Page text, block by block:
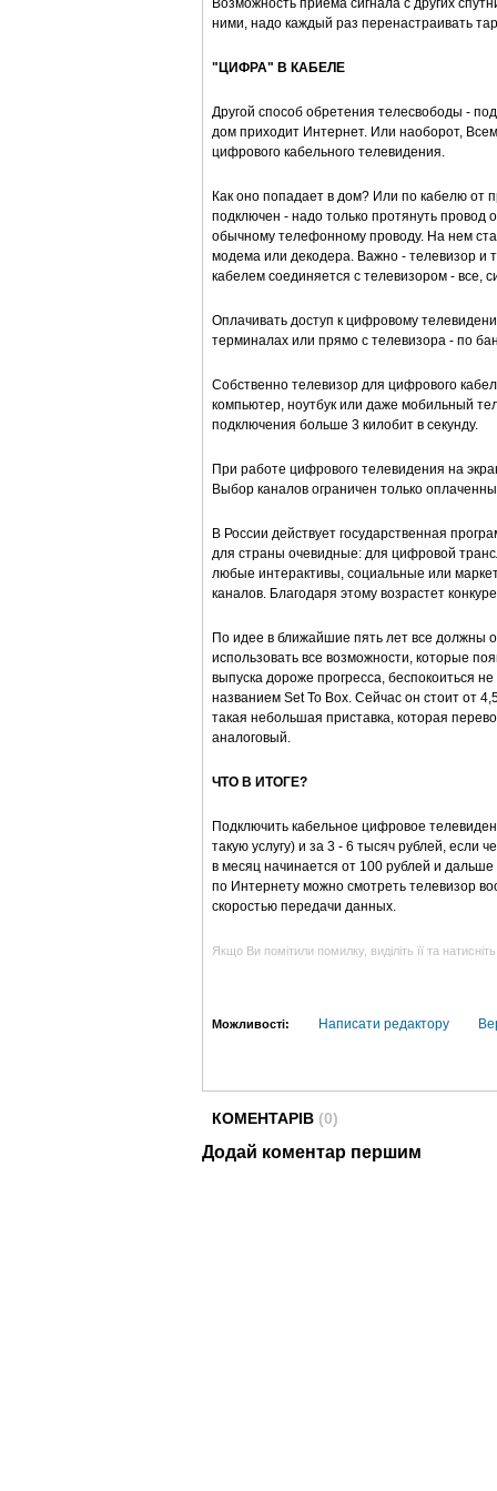
Возможность приема сигнала с других
ними, надо каждый раз перенастраивать
"ЦИФРА" В КАБЕЛЕ
Другой способ обретения телесвободы -
дом приходит Интернет. Или наоборот,
цифрового кабельного телевидения.
Как оно попадает в дом? Или по кабелю от
подключен - надо только протянуть провод
обычному телефонному проводу. На нем
модема или декодера. Важно - телевизор и
кабелем соединяется с телевизором - все,
Оплачивать доступ к цифровому
терминалах или прямо с телевизора - по
Собственно телевизор для цифрового
компьютер, ноутбук или даже мобильный
подключения больше 3 килобит в секунду.
При работе цифрового телевидения на
Выбор каналов ограничен только
В России действует государственная
для страны очевидные: для цифровой
любые интерактивы, социальные или
каналов. Благодаря этому возрастет
По идее в ближайшие пять лет все должны
использовать все возможности, которые
выпуска дороже прогресса, беспокоиться
названием Set To Box. Сейчас он стоит от
такая небольшая приставка, которая
аналоговый.
ЧТО В ИТОГЕ?
Подключить кабельное цифровое
такую услугу) и за 3 - 6 тысяч рублей, если
в месяц начинается от 100 рублей и
по Интернету можно смотреть телевизор
скоростью передачи данных.
Якщо Ви помітили помилку, виділіть її та
Можливості: Написати редактору
КОМЕНТАРІВ (0)
Додай коментар першим